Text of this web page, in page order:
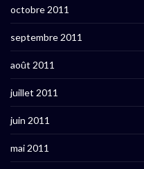
octobre 2011
septembre 2011
août 2011
juillet 2011
juin 2011
mai 2011